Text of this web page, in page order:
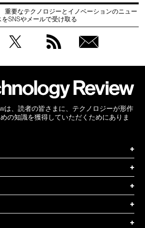
重要なテクノロジーとイノベーションのニュー
をSNSやメールで受け取る
は、読者の皆さまに、テクノロジーが形作
の知識を獲得していただくためにありま
+
+
+
+
+